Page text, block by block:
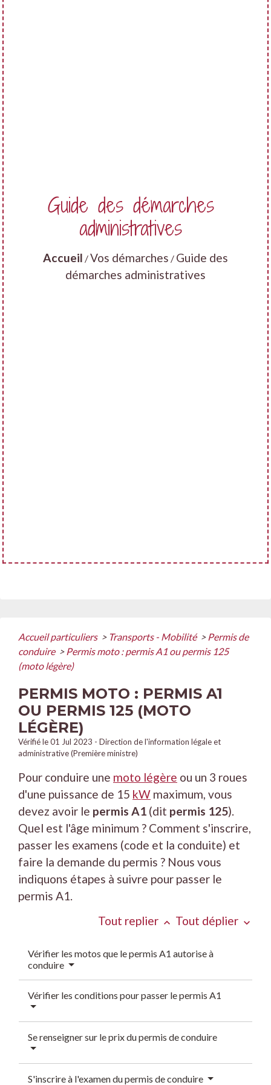
Guide des démarches
administratives
Accueil /Vos démarches / Guide des
démarches administratives
Accueil particuliers > Transports - Mobilité > Permis de
conduire > Permis moto : permis A1 ou permis 125
(moto légère)
PERMIS MOTO : PERMIS A1
OU PERMIS 125 (MOTO
LÉGÈRE)
Vérifié le 01 Jul 2023 - Direction de l'information légale et
administrative (Première ministre)
Pour conduire une moto légère ou un 3 roues
d'une puissance de 15 kW maximum, vous
devez avoir le permis A1 (dit permis 125).
Quel est l'âge minimum ? Comment s'inscrire,
passer les examens (code et la conduite) et
faire la demande du permis ? Nous vous
indiquons étapes à suivre pour passer le
permis A1.
Tout replier keyboard_arrow_up Tout déplier keyboard_arrow_down
Vérifier les motos que le permis A1 autorise à
conduire
Vérifier les conditions pour passer le permis A1
Se renseigner sur le prix du permis de conduire
S'inscrire à l'examen du permis de conduire